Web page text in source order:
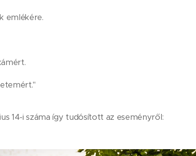
emlékére.
14-i száma így tudósított az eseményről: